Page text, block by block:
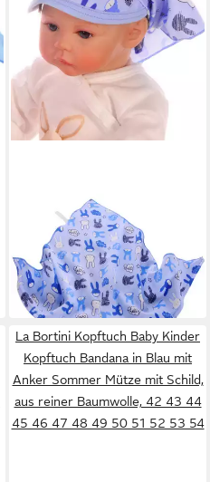
Kopftuch Baby und Kinder
Kopftuch in Blau Bandana
zum Binden mit Schirmchen
13,99 € UVP24,99 €
-44%
in 5-6 Werktagen bei dir
La Bortini Kopftuch Baby Kinder
Kopftuch Bandana in Blau mit
Anker Sommer Mütze mit Schild,
aus reiner Baumwolle, 42 43 44
45 46 47 48 49 50 51 52 53 54